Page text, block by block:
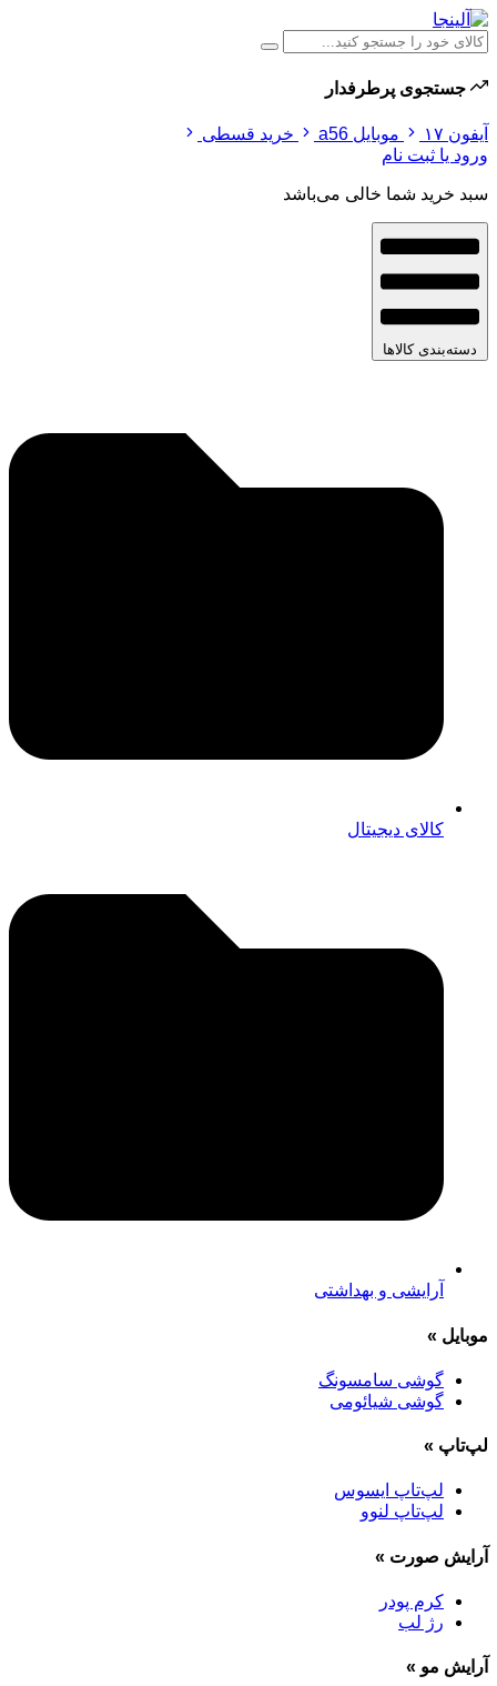
جستجوی پرطرفدار
آیفون ۱۷ موبایل a56
خرید قسطی
ورود یا ثبت نام
سبد خرید شما خالی می‌باشد
دسته‌بندی کالاها
کالای دیجیتال
آرایشی و بهداشتی
موبایل »
گوشی سامسونگ
گوشی شیائومی
لپ‌تاپ »
لپ‌تاپ ایسوس
لپ‌تاپ لنوو
آرایش صورت »
کرم پودر
رژ لب
آرایش مو »